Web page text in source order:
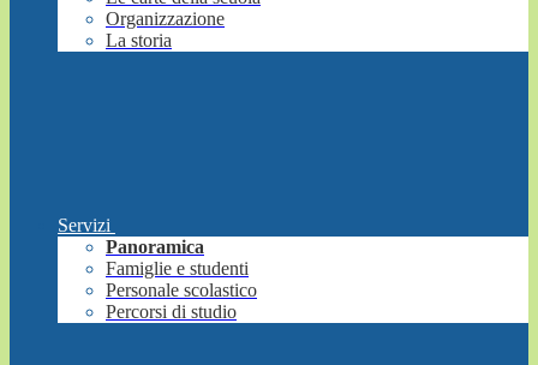
Organizzazione
La storia
Servizi
Panoramica
Famiglie e studenti
Personale scolastico
Percorsi di studio